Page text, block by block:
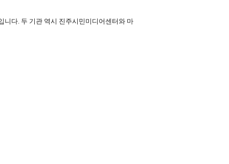
니다. 두 기관 역시 진주시민미디어센터와 마